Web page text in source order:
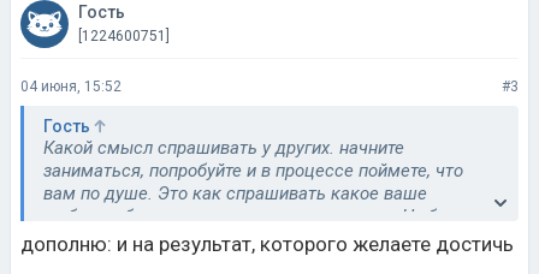
Гость
[1224600751]
04 июня, 15:52 #3
Гость
Какой смысл спрашивать у других. начните
заниматься, попробуйте и в процессе поймете, что
вам по душе. Это как спрашивать какое ваше
любимое блюдо и тоже начинать его есть. Ну бред.
Все разные. Опирайтесь на себя, на свои ощущения,
свои желания.
дополню: и на результат, которого желаете достичь